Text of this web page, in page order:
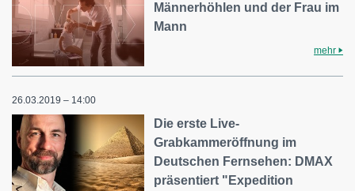
Männerhöhlen und der Frau im
Mann
mehr
26.03.2019 – 14:00
Die erste Live-
Grabkammeröffnung im
Deutschen Fernsehen: DMAX
präsentiert "Expedition